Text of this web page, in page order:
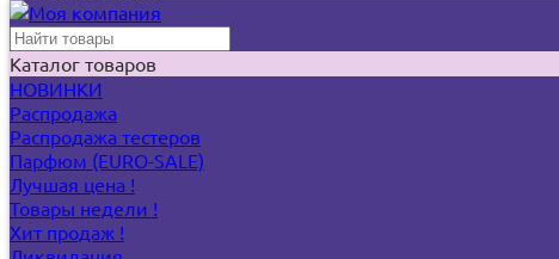
Каталог товаров
НОВИНКИ
Распродажа
Распродажа тестеров
Парфюм (EURO-SALE)
Лучшая цена !
Товары недели !
Хит продаж !